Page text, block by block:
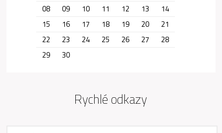
08
09 10 11 12 13
14
15
16 17 18 19 20
21
22
23 24 25 26 27
28
29
30
Rychlé odkazy